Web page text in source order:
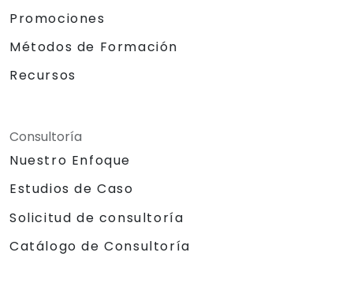
Promociones
Métodos de Formación
Recursos
Consultoría
Nuestro Enfoque
Estudios de Caso
Solicitud de consultoría
Catálogo de Consultoría